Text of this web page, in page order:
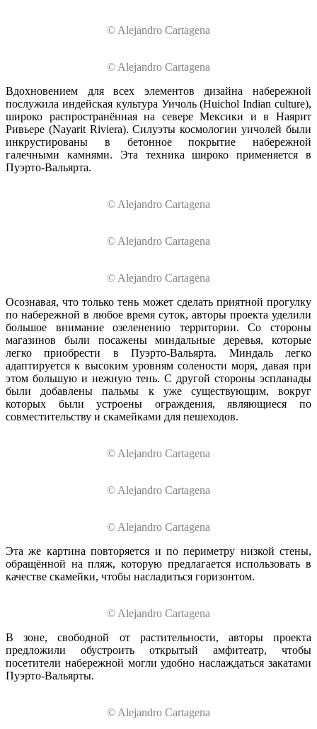
© Alejandro Cartagena
© Alejandro Cartagena
Вдохновением для всех элементов дизайна набережной
послужила индейская культура Уичоль (Huichol Indian culture),
широко распространённая на севере Мексики и в Наярит
Ривьере (Nayarit Riviera). Силуэты космологии уичолей были
инкрустированы в бетонное покрытие набережной
галечными камнями. Эта техника широко применяется в
Пуэрто-Вальярта.
© Alejandro Cartagena
© Alejandro Cartagena
© Alejandro Cartagena
Осознавая, что только тень может сделать приятной прогулку
по набережной в любое время суток, авторы проекта уделили
большое внимание озеленению территории. Со стороны
магазинов были посажены миндальные деревья, которые
легко приобрести в Пуэрто-Вальярта. Миндаль легко
адаптируется к высоким уровням солености моря, давая при
этом большую и нежную тень. С другой стороны эспланады
были добавлены пальмы к уже существующим, вокруг
которых были устроены ограждения, являющиеся по
совместительству и скамейками для пешеходов.
© Alejandro Cartagena
© Alejandro Cartagena
© Alejandro Cartagena
Эта же картина повторяется и по периметру низкой стены,
обращённой на пляж, которую предлагается использовать в
качестве скамейки, чтобы насладиться горизонтом.
© Alejandro Cartagena
В зоне, свободной от растительности, авторы проекта
предложили обустроить открытый амфитеатр, чтобы
посетители набережной могли удобно наслаждаться закатами
Пуэрто-Вальярты.
© Alejandro Cartagena